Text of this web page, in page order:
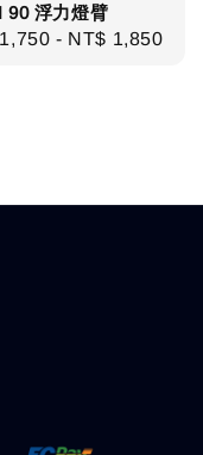
90 浮力燈臂
- NT$ 1,850